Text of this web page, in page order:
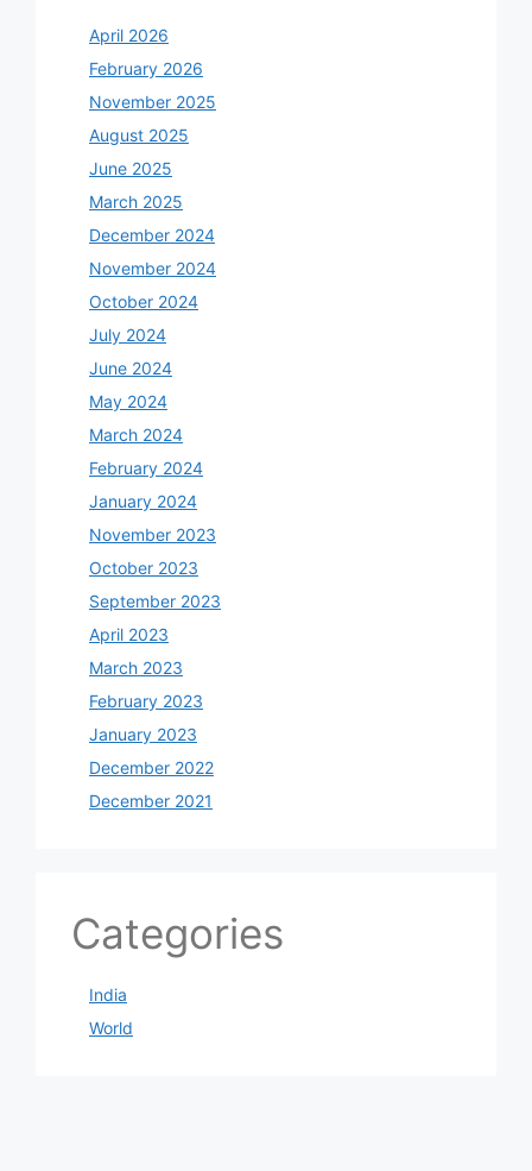
April 2026
February 2026
November 2025
August 2025
June 2025
March 2025
December 2024
November 2024
October 2024
July 2024
June 2024
May 2024
March 2024
February 2024
January 2024
November 2023
October 2023
September 2023
April 2023
March 2023
February 2023
January 2023
December 2022
December 2021
Categories
India
World